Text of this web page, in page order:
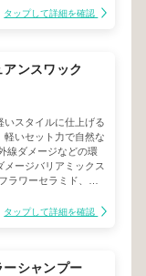
トウキビエキス(保湿
タップして詳細を確認
ンスワック
いスタイルに仕上げる
軽いセット力で自然な
線ダメージなどの環
ージバリアミックス
ラワーセラミド、モ
。
タップして詳細を確認
シャンプー